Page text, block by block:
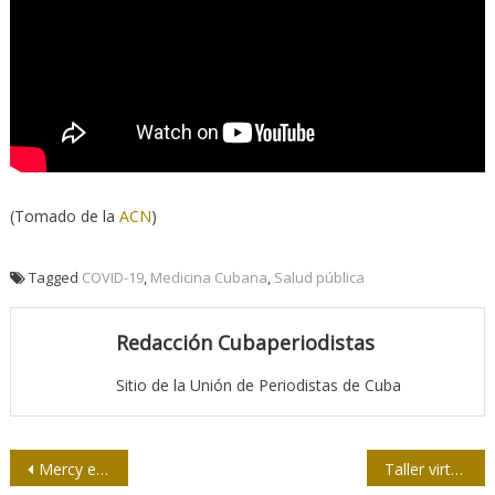
(Tomado de la ACN)
Tagged COVID-19, Medicina Cubana Salud pública
Redacción Cubaperiodistas
Sitio de la Unión de Periodistas de Cuba
Navegación
Mercy en el recuerdo Taller virtual de posicionamiento web